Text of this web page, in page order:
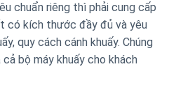
chuẩn riêng thì phải cung cấp
có kích thước đầy đủ và yêu
quy cách cánh khuấy. Chúng
bộ máy khuấy cho khách